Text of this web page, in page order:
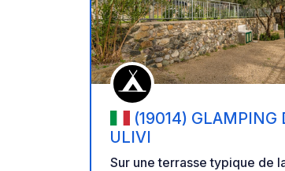
(19014) GLAMPING
ULIVI
Sur une terrasse typique de